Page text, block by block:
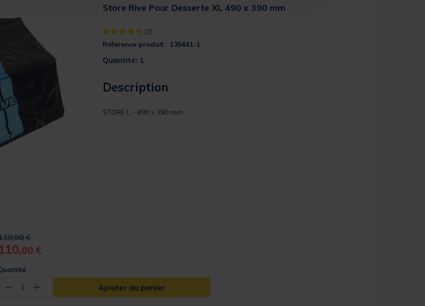
Store Rive Pour Desserte XL 490 x 390 mm
[object Object] out of 5 Customer Rating
(2)
Réference produit : 135441-1
Quantité: 1
Description
STORE L - 490 x 390 mm
reduced from
€to
110,00 €
− 1 + Ajouter au panier